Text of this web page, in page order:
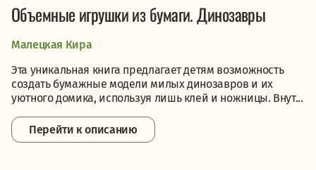
Объемные игрушки из бумаги. Динозавры
Малецкая Кира
Эта уникальная книга предлагает детям возможность
создать бумажные модели милых динозавров и их
уютного домика, используя лишь клей и ножницы. Внут...
Перейти к описанию